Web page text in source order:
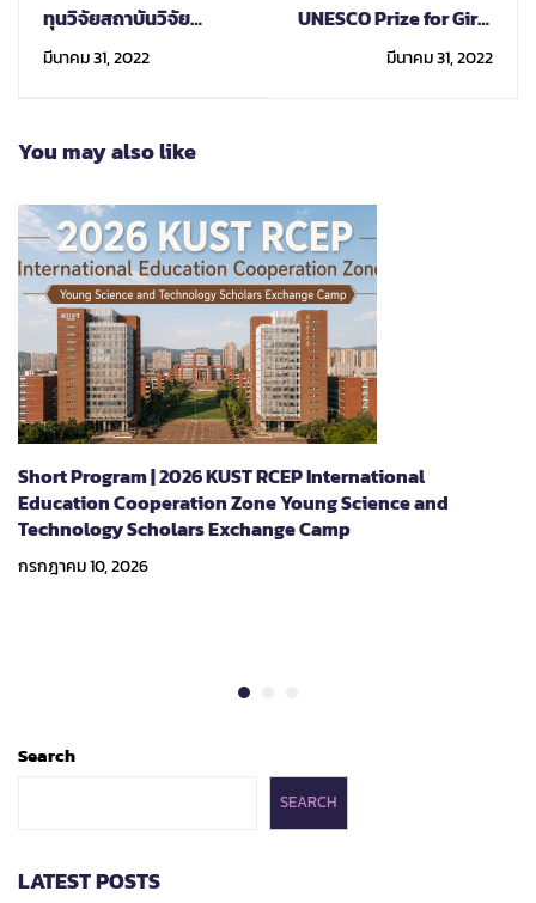
ทุนวิจัยสถาบันวิจัย
เกษตรศาสตร์ มณฑลยูน
นาน สาธารณรัฐปะชาชน
มีนาคม 31, 2022
UNESCO Prize for Girls
and Women’s
Education ประจำปี พ.ศ.
มีนาคม 31, 2022
You may also like
Short Program | 2026 KUST RCEP International
Education Cooperation Zone Young Science and
Technology Scholars Exchange Camp
กรกฎาคม 10, 2026
Search
SEARCH
LATEST POSTS